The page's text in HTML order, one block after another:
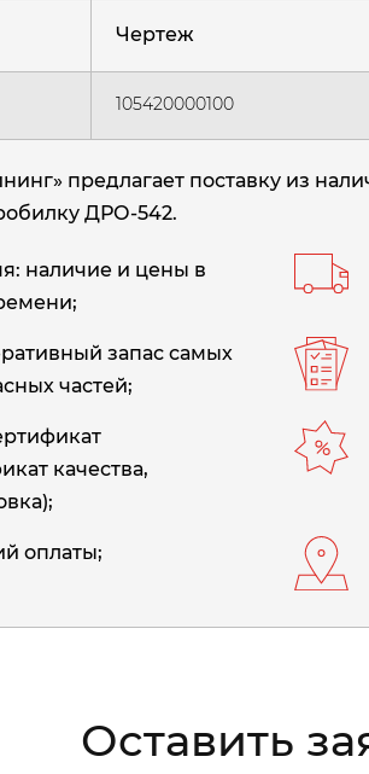
Чертеж
105420000100
предлагает поставку из
ДРО-542.
наличие и цены в
запас самых
частей;
качества,
оплаты;
Оставить